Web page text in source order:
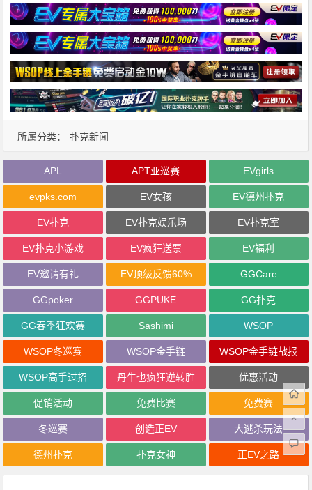
所属分类： 扑克新闻
APL APT亚巡赛 EVgirls
evpks.com EV女孩 EV德州扑克
EV扑克 EV扑克娱乐场 EV扑克室
EV扑克小游戏 EV疯狂送票 EV福利
EV邀请有礼 EV顶级反馈60% GGCare
GGpoker GGPUKE GG扑克
GG春季狂欢赛 Sashimi WSOP
WSOP冬巡赛 WSOP金手链 WSOP金手链战报
WSOP高手过招 丹牛也疯狂逆转胜 优惠活动
促销活动 免费比赛 免费赛
冬巡赛 创造正EV 大逃杀玩法
德州扑克 扑克女神 正EV之路